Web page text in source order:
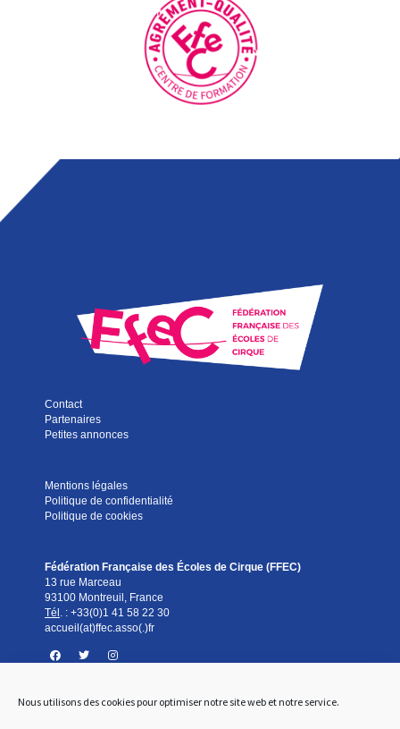
Nous utilisons des cookies pour optimiser notre site web et notre service.
Contact
Partenaires
Petites annonces
Mentions légales
Politique de confidentialité
Politique de cookies
Fédération Française des Écoles de Cirque (FFEC)
13 rue Marceau
93100 Montreuil, France
Tél . : +33(0)1 41 58 22 30
accueil(at)ffec.asso(.)fr
Standard téléphonique